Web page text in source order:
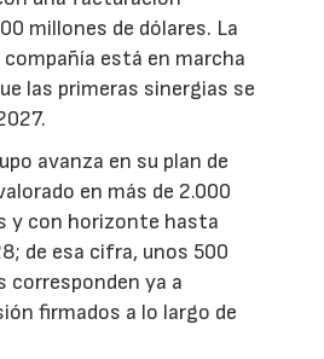
millones de dólares. La
está en marcha
las primeras sinergias se
avanza en su plan de
en más de 2.000
y con horizonte hasta
de esa cifra, unos 500
corresponden ya a
firmados a lo largo de